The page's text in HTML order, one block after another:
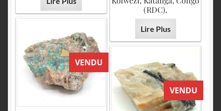
(RDC).
Lire Plus
VENDU
VENDU